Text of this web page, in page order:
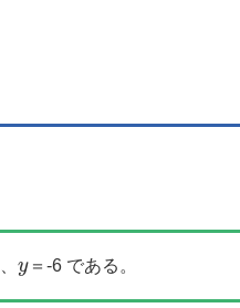
＝-6 である。